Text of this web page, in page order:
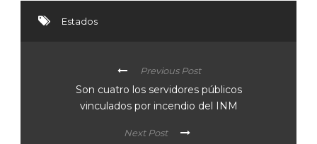
Estados
Previous Post
Son cuatro los servidores públicos
vinculados por incendio del INM
Next Post